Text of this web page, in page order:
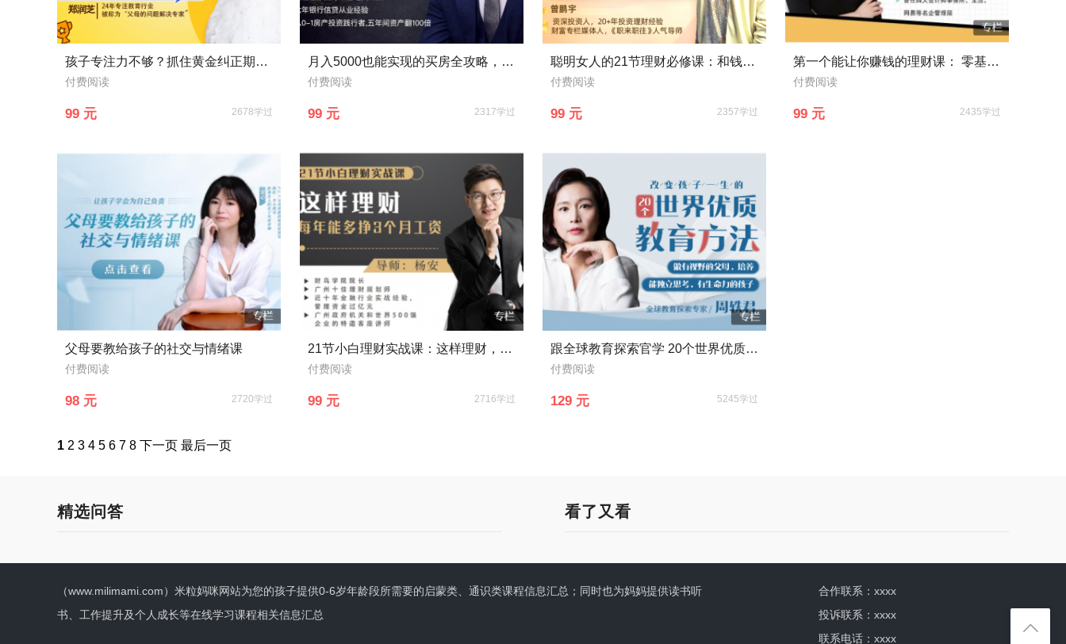
孩子专注力不够？抓住黄金纠正期，18堂课轻松打造孩子超强专注力，收获好成绩！
付费阅读
99 元 2678学过
月入5000也能实现的买房全攻略，手把手教你买对人生第一套房
付费阅读
99 元 2317学过
聪明女人的21节理财必修课：和钱做朋友，为你积累财富/ 高品质生活/不迷茫人生
付费阅读
99 元 2357学过
第一个能让你赚钱的理财课： 零基础入门理财，让你从“没钱理财”到“年收益10万”
付费阅读
99 元 2435学过
父母要教给孩子的社交与情绪课
付费阅读
98 元 2720学过
21节小白理财实战课：这样理财，每年能多挣3个月工资
付费阅读
99 元 2716学过
跟全球教育探索官学 20个世界优质教育方法
付费阅读
129 元 5245学过
1 2 3 4 5 6 7 8 下一页 最后一页
精选问答 看了又看
合作联系： xxxx
投诉联系： xxxx
联系电话：xxxx
（www.milimami.com）米粒妈咪网站为您的孩子提供0-6岁年龄段所需要的启蒙类、通识类课程信息汇总；同时也为妈妈提供读书听
书、工作提升及个人成长等在线学习课程相关信息汇总